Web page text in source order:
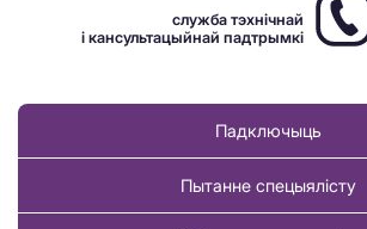
служба тэхнічнай
і кансультацыйнай падтрымкі
Падключыць
Пытанне спецыялісту